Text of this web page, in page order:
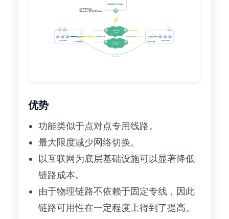
优势
功能类似于点对点专用线路。
最大限度减少网络切换。
以互联网为底层基础设施可以显著降低
链路成本。
由于物理链路不依赖于固定专线，因此
链路可用性在一定程度上得到了提高。